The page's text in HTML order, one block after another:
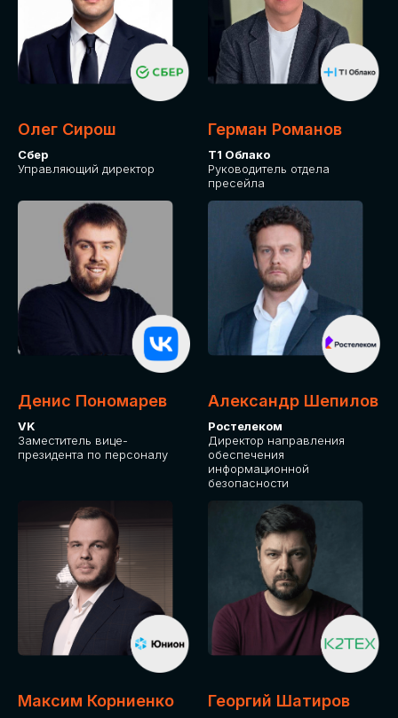
Олег Сирош
Сбер
Управляющий директор
Герман Романов
Т1 Облако
Руководитель отдела
пресейла
Денис Пономарев
VK
Заместитель вице-
президента по персоналу
Александр Шепилов
Ростелеком
Директор направления
обеспечения
информационной
безопасности
Максим Корниенко Георгий Шатиров